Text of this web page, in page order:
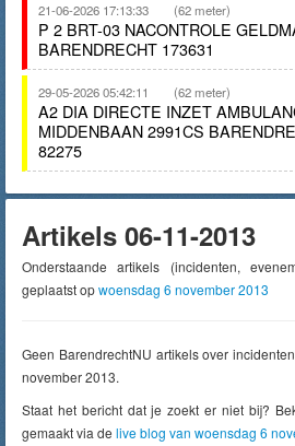
21-06-2026 17:13:33 (62 meter)
P 2 BRT-03 NACONTROLE
BARENDRECHT 173631
29-05-2026 05:42:11 (62 meter)
A2 DIA DIRECTE INZET
MIDDENBAAN 2991CS
82275
Artikels 06-11-2013
Onderstaande artikels (incidenten,
geplaatst opwoensdag 6 november 2013
Geen BarendrechtNU artikels over
november 2013.
Staat het bericht dat je zoekt er niet bij?
gemaakt via de live blog van woensdag 6